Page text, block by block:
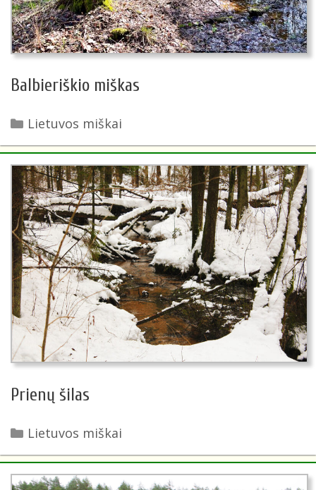
Balbieriškio miškas
Kategorijos
Lietuvos miškai
Prienų šilas
Kategorijos
Lietuvos miškai